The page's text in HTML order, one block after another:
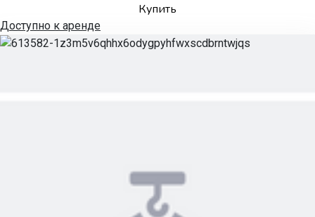
Купить
Доступно к аренде